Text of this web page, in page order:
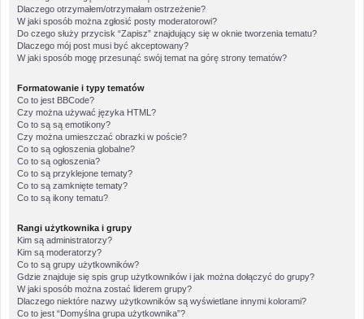
Dlaczego otrzymałem/otrzymałam ostrzeżenie?
W jaki sposób można zgłosić posty moderatorowi?
Do czego służy przycisk “Zapisz” znajdujący się w oknie tworzenia tematu?
Dlaczego mój post musi być akceptowany?
W jaki sposób mogę przesunąć swój temat na górę strony tematów?
Formatowanie i typy tematów
Co to jest BBCode?
Czy można używać języka HTML?
Co to są są emotikony?
Czy można umieszczać obrazki w poście?
Co to są ogłoszenia globalne?
Co to są ogłoszenia?
Co to są przyklejone tematy?
Co to są zamknięte tematy?
Co to są ikony tematu?
Rangi użytkownika i grupy
Kim są administratorzy?
Kim są moderatorzy?
Co to są grupy użytkowników?
Gdzie znajduje się spis grup użytkowników i jak można dołączyć do grupy?
W jaki sposób można zostać liderem grupy?
Dlaczego niektóre nazwy użytkowników są wyświetlane innymi kolorami?
Co to jest “Domyślna grupa użytkownika”?